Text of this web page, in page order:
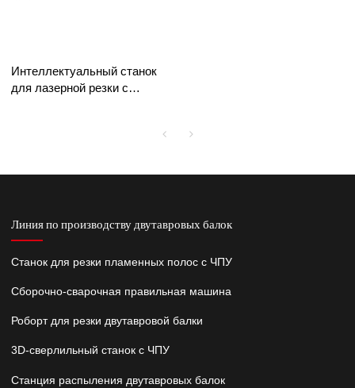
Интеллектуальный станок
для лазерной резки с
Линия по производству двутавровых балок
Станок для резки пламенных полос с ЧПУ
Сборочно-сварочная правильная машина
Роборт для резки двутавровой балки
3D-сверлильный станок с ЧПУ
Станция распыления двутавровых балок